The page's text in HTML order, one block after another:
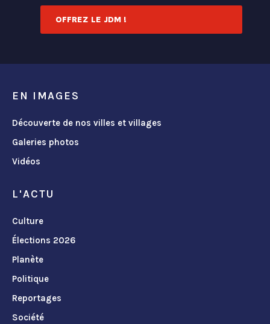
OFFREZ LE JDM !
EN IMAGES
Découverte de nos villes et villages
Galeries photos
Vidéos
L'ACTU
Culture
Élections 2026
Planète
Politique
Reportages
Société